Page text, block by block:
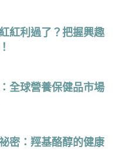
紅利過了？把握興趣
全球營養保健品市場
密：羥基酪醇的健康